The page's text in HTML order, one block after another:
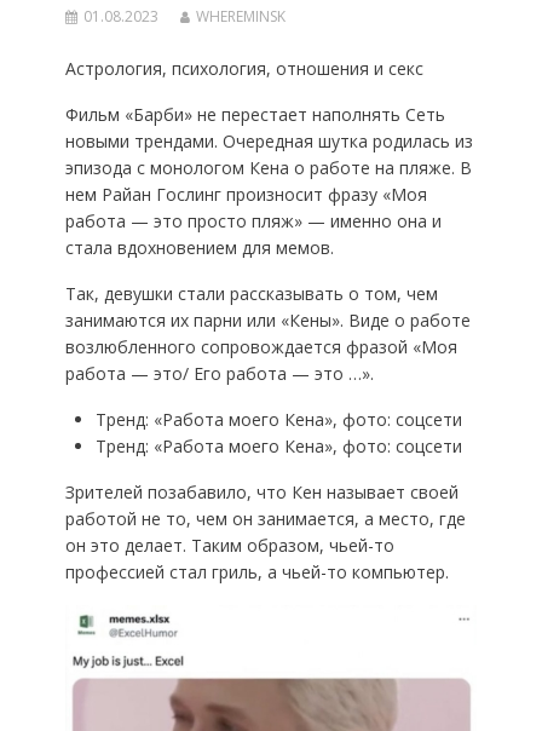
01.08.2023 WHEREMINSK
Астрология, психология, отношения и секс
Фильм «Барби» не перестает наполнять Сеть
новыми трендами. Очередная шутка родилась из
эпизода с монологом Кена о работе на пляже. В
нем Райан Гослинг произносит фразу «Моя
работа — это просто пляж» — именно она и
стала вдохновением для мемов.
Так, девушки стали рассказывать о том, чем
занимаются их парни или «Кены». Виде о работе
возлюбленного сопровождается фразой «Моя
работа — это/ Его работа — это …».
Тренд: «Работа моего Кена», фото: соцсети
Тренд: «Работа моего Кена», фото: соцсети
Зрителей позабавило, что Кен называет своей
работой не то, чем он занимается, а место, где
он это делает. Таким образом, чьей-то
профессией стал гриль, а чьей-то компьютер.